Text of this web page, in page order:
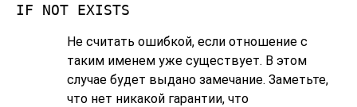
IF NOT EXISTS
Не считать ошибкой, если отношение с
таким именем уже существует. В этом
случае будет выдано замечание. Заметьте,
что нет никакой гарантии, что